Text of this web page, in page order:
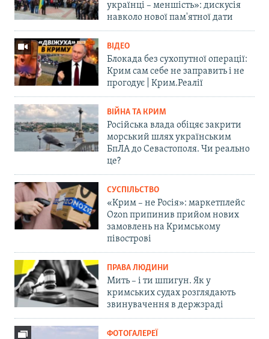
українці – меншість»: дискусія
навколо нової пам'ятної дати
ВІДЕО
Блокада без сухопутної операції:
Крим сам себе не заправить і не
прогодує | Крим.Реалії
ВІЙНА ТА КРИМ
Російська влада обіцяє закрити
морський шлях українським
БпЛА до Севастополя. Чи реально
це?
СУСПІЛЬСТВО
«Крим – не Росія»: маркетплейс
Ozon припинив прийом нових
замовлень на Кримському
півострові
ПРАВА ЛЮДИНИ
Мить – і ти шпигун. Як у
кримських судах розглядають
звинувачення в держзраді
ФОТОГАЛЕРЕЇ